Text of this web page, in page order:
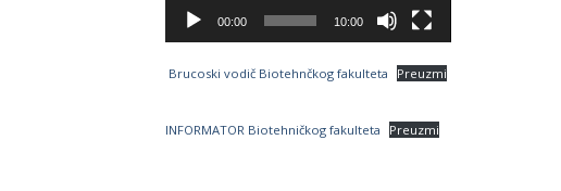
00:00 10:00
Brucoski vodič Biotehnčkog fakulteta Preuzmi
INFORMATOR Biotehničkog fakulteta Preuzmi